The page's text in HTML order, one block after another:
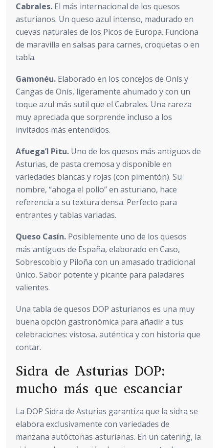
Cabrales. El más internacional de los quesos
asturianos. Un queso azul intenso, madurado en
cuevas naturales de los Picos de Europa. Funciona
de maravilla en salsas para carnes, croquetas o en
tabla.
Gamonéu. Elaborado en los concejos de Onís y
Cangas de Onís, ligeramente ahumado y con un
toque azul más sutil que el Cabrales. Una rareza
muy apreciada que sorprende incluso a los
invitados más entendidos.
Afuega’l Pitu. Uno de los quesos más antiguos de
Asturias, de pasta cremosa y disponible en
variedades blancas y rojas (con pimentón). Su
nombre, “ahoga el pollo” en asturiano, hace
referencia a su textura densa. Perfecto para
entrantes y tablas variadas.
Queso Casín. Posiblemente uno de los quesos
más antiguos de España, elaborado en Caso,
Sobrescobio y Piloña con un amasado tradicional
único. Sabor potente y picante para paladares
valientes.
Una tabla de quesos DOP asturianos es una muy
buena opción gastronómica para añadir a tus
celebraciones: vistosa, auténtica y con historia que
contar.
Sidra de Asturias DOP:
mucho más que escanciar
La DOP Sidra de Asturias garantiza que la sidra se
elabora exclusivamente con variedades de
manzana autóctonas asturianas. En un catering, la